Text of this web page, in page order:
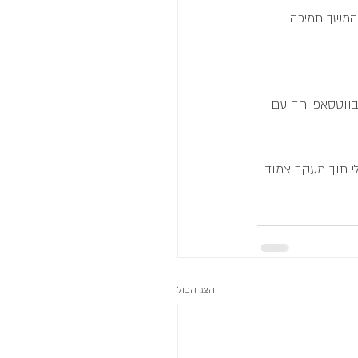
תמיכה
יחד עם
תוך מעקב צמוד
הצג הכול